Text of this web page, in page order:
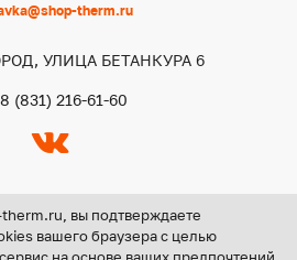
therm.ru
УЛИЦА БЕТАНКУРА 6
8 (831) 216-61-60
вы подтверждаете
вашего браузера с целью